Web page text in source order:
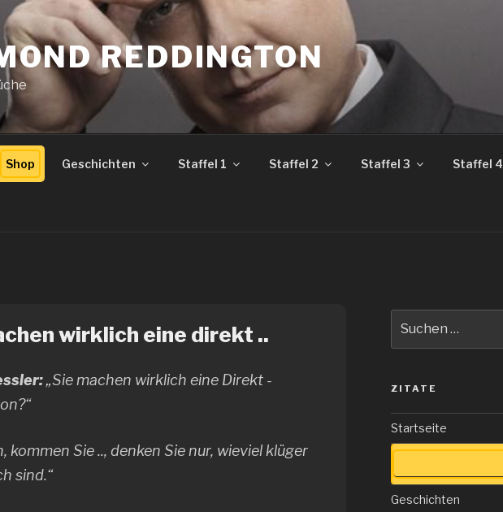
REDDINGTON
Shop Geschichten Staffel 1 Staffel 2 Staffel 3 Staffel 4
wirklich eine direkt ..
„Sie machen wirklich eine Direkt -
kommen Sie .., denken Sie nur, wieviel klüger
sind.“
nach:
ZITATE
Startseite
Geschichten